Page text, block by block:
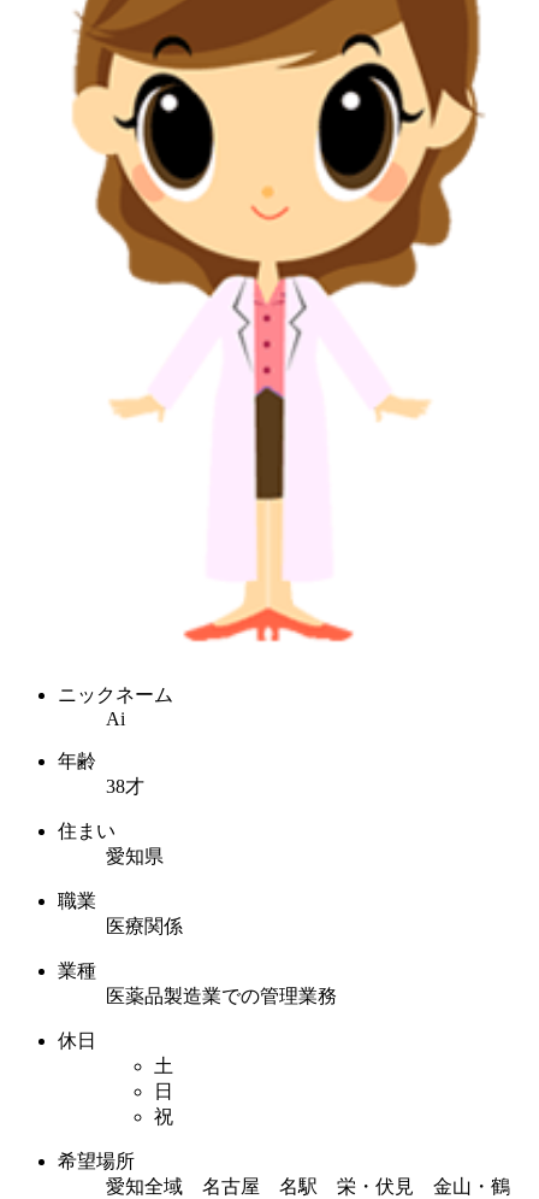
ニックネーム
Ai
年齢
38才
住まい
愛知県
職業
医療関係
業種
医薬品製造業での管理業務
休日
土
日
祝
希望場所
愛知全域 名古屋 名駅 栄・伏見 金山・鶴